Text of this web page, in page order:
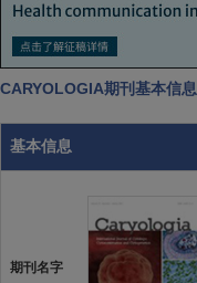
CARYOLOGIA期刊基本信息
基本信息
期刊名字